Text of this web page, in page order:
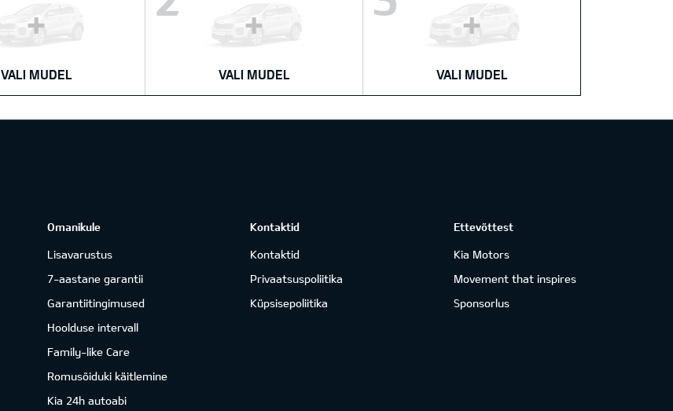
VALI MUDEL VALI MUDEL VALI MUDEL
Omanikule
Lisavarustus
7-aastane garantii
Garantiitingimused
Hoolduse intervall
Family-like Care
Romusõiduki käitlemine
Kia 24h autoabi
Kontaktid
Kontaktid
Privaatsuspoliitika
Küpsisepoliitika
Ettevõttest
Kia Motors
Movement that inspires
Sponsorlus